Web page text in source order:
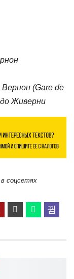
(Gare de
Живерни
соцсетях